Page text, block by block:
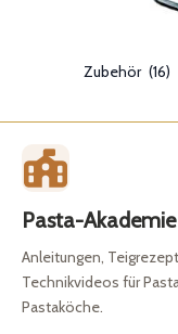
Zubehör (16)
Pasta-Akademie
Anleitungen,
Technikvideos für
Pastaköche.